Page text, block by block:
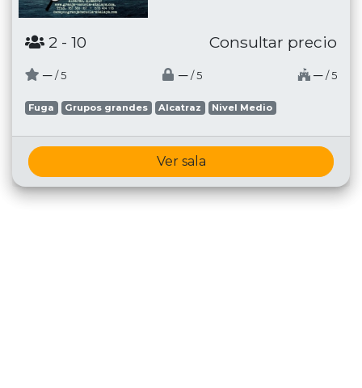
2 - 10 Consultar precio
─ / 5 ─ / 5 ─ / 5
Fuga Grupos grandes Alcatraz Nivel Medio
Ver sala